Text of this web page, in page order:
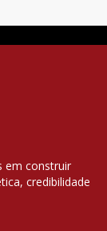
em construir
credibilidade